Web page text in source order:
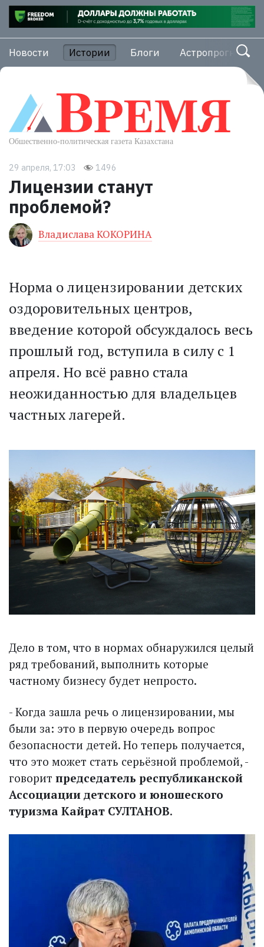
Новости Истории Блоги Астропрогноз
29 апреля, 17:03 1496
Лицензии станут
проблемой?
Владислава КОКОРИНА
Норма о лицензировании детских
оздоровительных центров,
введение которой обсуждалось весь
прошлый год, вступила в силу с 1
апреля. Но всё равно стала
неожиданностью для владельцев
частных лагерей.
Дело в том, что в нормах обнаружился целый
ряд требований, выполнить которые
частному бизнесу будет непросто.
- Когда зашла речь о лицензировании, мы
были за: это в первую очередь вопрос
безопасности детей. Но теперь получается,
что это может стать серьёзной проблемой, -
говорит председатель республиканской
Ассоциации детского и юношеского
туризма Кайрат СУЛТАНОВ.